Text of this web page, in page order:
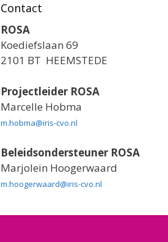
Contact
ROSA
Koediefslaan 69
2101 BT HEEMSTEDE
Projectleider ROSA
Marcelle Hobma
m.hobma@iris-cvo.nl
Beleidsondersteuner ROSA
Marjolein Hoogerwaard
m.hoogerwaard@iris-cvo.nl